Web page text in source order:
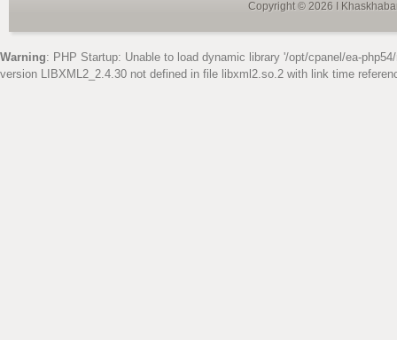
Copyright © 2026 I
Warning: PHP Startup: Unable to load dynamic library '/opt/cpanel/ea-
version LIBXML2_2.4.30 not defined in file libxml2.so.2 with link time